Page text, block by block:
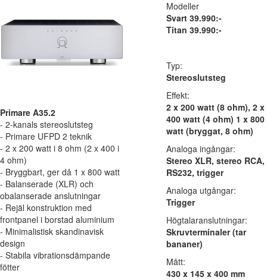
Primare A35.2
- 2-kanals stereoslutsteg
- Primare UFPD 2 teknik
- 2 x 200 watt i 8 ohm (2 x 400 i
4 ohm)
- Bryggbart, ger då 1 x 800 watt
- Balanserade (XLR) och
obalanserade anslutningar
- Rejäl konstruktion med
frontpanel i borstad aluminium
- Minimalistisk skandinavisk
design
- Stabila vibrationsdämpande
fötter
Modeller
Svart 39.990:-
Titan 39.990:-
Typ:
Stereoslutsteg
Effekt:
2 x 200 watt (8 ohm), 2 x
400 watt (4 ohm) 1 x 800
watt (bryggat, 8 ohm)
Analoga ingångar:
Stereo XLR, stereo RCA,
RS232, trigger
Analoga utgångar:
Trigger
Högtalaranslutningar:
Skruvterminaler (tar
bananer)
Mått:
430 x 145 x 400 mm